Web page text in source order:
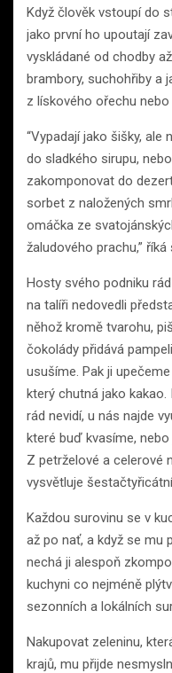
Když člověk vstoupí do
jako první ho upoutají
vyskládané od chodby
brambory, suchohřiby a
z lískového ořechu
“Vypadají jako šišky, ale
do sladkého sirupu,
zakomponovat do
sorbet z naložených
omáčka ze
žaludového prachu,”
Hosty svého podniku
na talíři nedovedli
něhož kromě tvarohu,
čokolády přidává
usušíme. Pak ji
který chutná jako kakao.
rád nevidí, u nás najde
které buď kvasíme,
Z petrželové a celerové
vysvětluje
Každou surovinu se v
až po nať, a když se mu
nechá ji alespoň
kuchyni co nejméně
sezonních a lokálních
Nakupovat zeleninu,
krajů, mu přijde